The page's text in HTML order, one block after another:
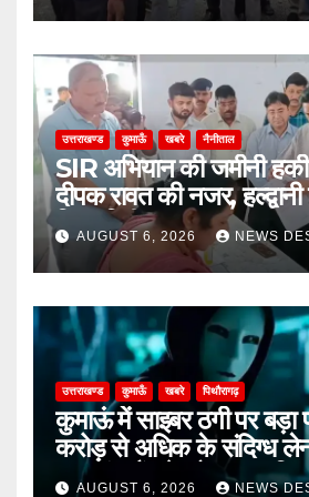
उत्तराखण्ड कुमाऊँ खबरे नैनीताल
SIR अभियान की जमीनी
दीपक रावत की नजर,
किया निरीक्षण
AUGUST 6, 2026 NEWS
उत्तराखण्ड कुमाऊँ खबरे पिथौरागढ़
कुमाऊं में साइबर ठगी पर बड़ा
करोड़ से अधिक के संदिग्ध
अकाउंट गैंग के दो सदस्य
AUGUST 6, 2026 NEWS